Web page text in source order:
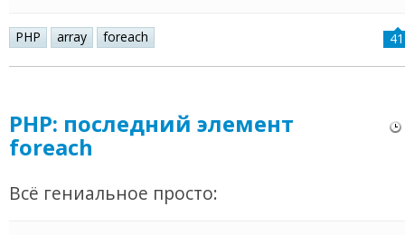
PHP array foreach
PHP: последний элемент
foreach
Всё гениальное просто: